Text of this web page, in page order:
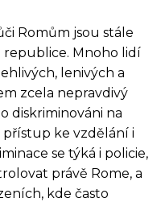
Romům jsou stále
republice. Mnoho lidí
lenivých a
zcela nepravdivý
diskriminováni na
ke vzdělání i
se týká i policie,
právě Rome, a
kde často